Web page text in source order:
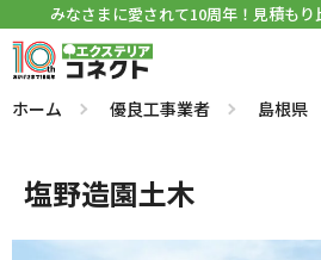
みなさまに愛されて10周年！見積もり
ホーム 優良工事業者 島根県
塩野造園土木